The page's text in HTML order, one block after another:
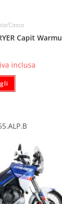
Casco
Capit
iva inclusa